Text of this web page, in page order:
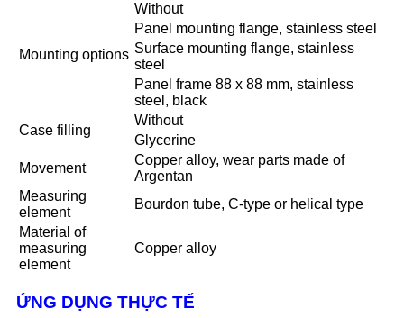
Mounting options
Without
Panel mounting flange, stainless steel
Surface mounting flange, stainless
steel
Panel frame 88 x 88 mm, stainless
steel, black
Case filling
Without
Glycerine
Movement
Copper alloy, wear parts made of
Argentan
Measuring
element
Bourdon tube, C-type or helical type
Material of
measuring
element
Copper alloy
ỨNG DỤNG THỰC TẾ